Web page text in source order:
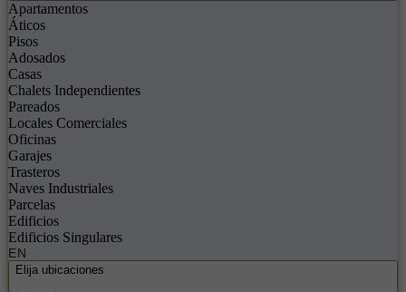
Apartamentos
Áticos
Pisos
Adosados
Casas
Chalets Independientes
Pareados
Locales Comerciales
Oficinas
Garajes
Trasteros
Naves Industriales
Parcelas
Edificios
Edificios Singulares
EN
Elija ubicaciones